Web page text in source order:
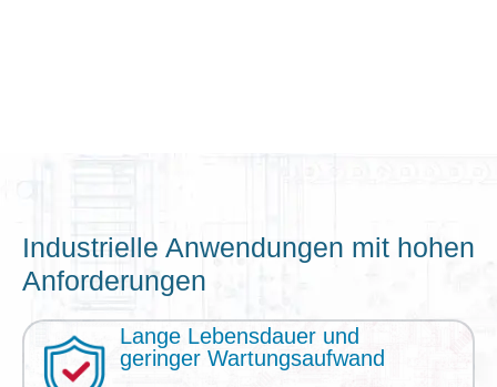
Industrielle Anwendungen mit hohen
Anforderungen
Lange Lebensdauer und
geringer Wartungsaufwand